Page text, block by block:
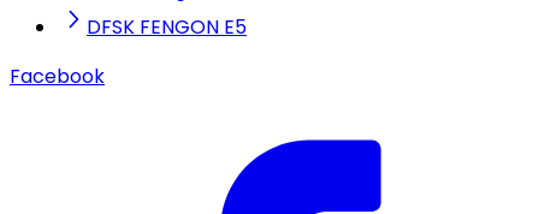
DFSK FENGON E5
Facebook